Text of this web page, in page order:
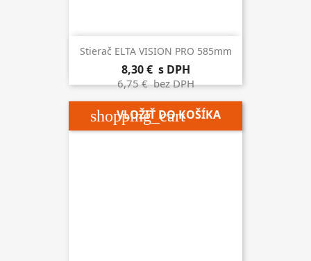
Stierač ELTA VISION PRO 585mm
8,30 € s DPH
6,75 €bez DPH
shopping_cart
VLOŽIŤ DO KOŠÍKA